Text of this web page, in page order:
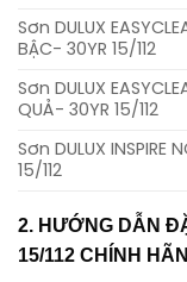
Sơn DULUX
BẬC- 30YR 15/112
Sơn DULUX
QUẢ- 30YR 15/112
Sơn DULUX INSPIRE
15/112
2. HƯỚNG DẪN
15/112 CHÍNH